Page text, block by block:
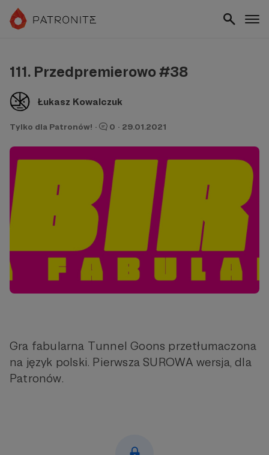
111. Przedpremierowo #38
Łukasz Kowalczuk
Tylko dla Patronów! · 0 · 29.01.2021
Gra fabularna Tunnel Goons przetłumaczona
na język polski. Pierwsza SUROWA wersja, dla
Patronów.